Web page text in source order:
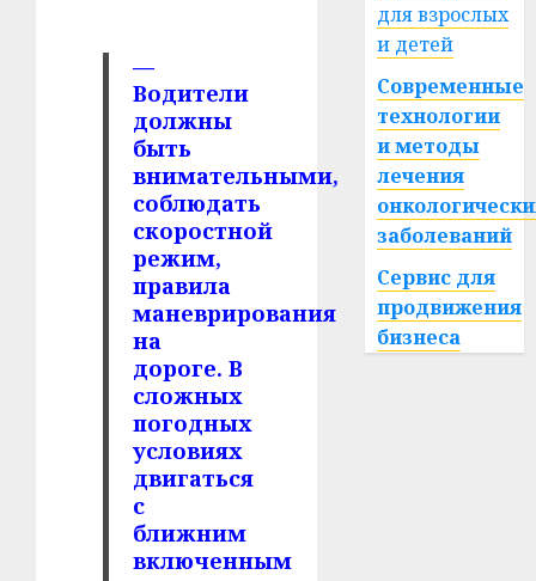
—
Водители
должны
быть
внимательными,
соблюдать
скоростной
режим,
правила
маневрирования
на
дороге. В
сложных
погодных
условиях
двигаться
с
ближним
включенным
для взрослых
и детей
Современные
технологии
и методы
лечения
заболеваний
Сервис для
продвижения
бизнеса